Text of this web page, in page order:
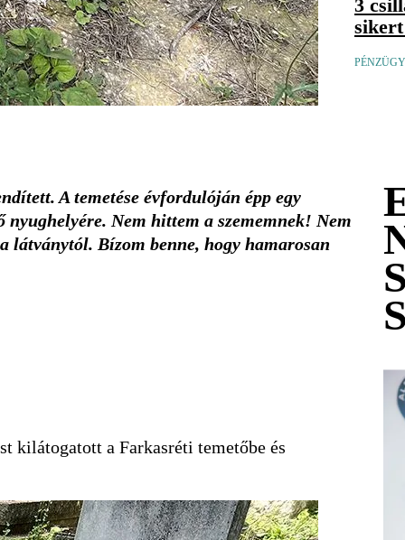
A temetése évfordulóján épp egy
Nem hittem a szememnek! Nem
látványtól. Bízom benne, hogy hamarosan
kilátogatott a Farkasréti temetőbe és
3
sikert